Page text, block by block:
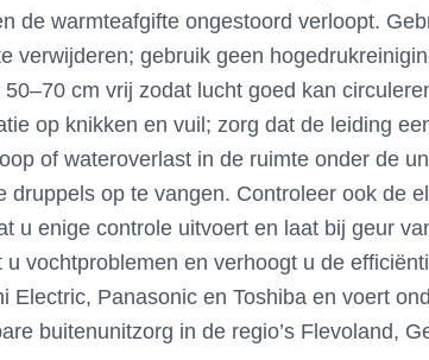
de warmteafgifte ongestoord verloopt.
verwijderen; gebruik geen
50–70 cm vrij zodat lucht goed kan
op knikken en vuil; zorg dat de leiding
of wateroverlast in de ruimte onder de
druppels op te vangen. Controleer ook de
u enige controle uitvoert en laat bij geur
u vochtproblemen en verhoogt u de
Electric, Panasonic en Toshiba en voert
buitenunitzorg in de regio’s Flevoland,